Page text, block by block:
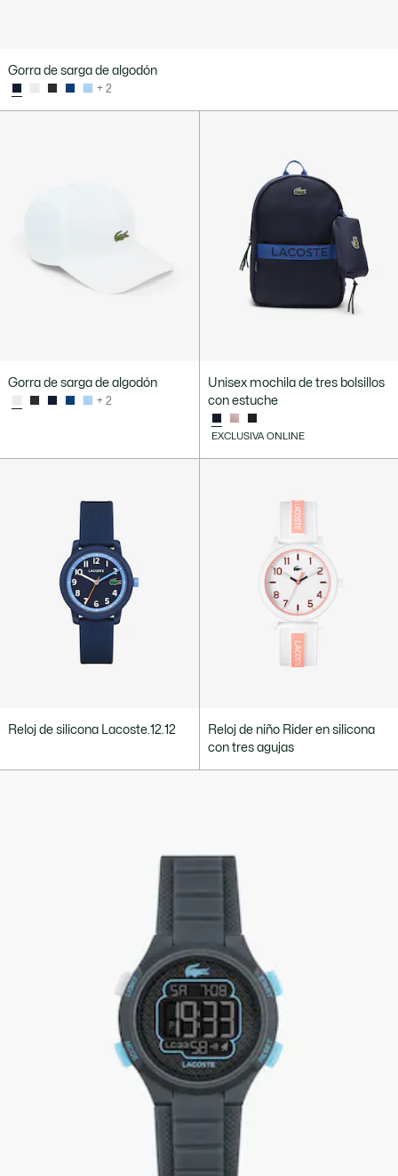
Gorra de sarga de algodón
+ 2
Gorra de sarga de algodón
+ 2
Unisex mochila de tres bolsillos
con estuche
EXCLUSIVA ONLINE
Reloj de silicona Lacoste.12.12
Reloj de niño Rider en silicona
con tres agujas